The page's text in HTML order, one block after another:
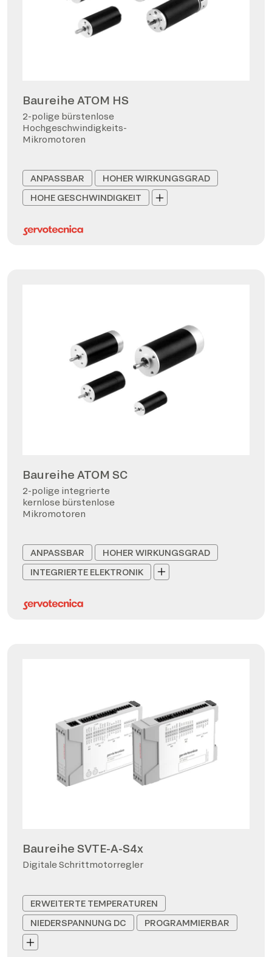
Baureihe ATOM HS
2-polige bürstenlose
Hochgeschwindigkeits-
Mikromotoren
ANPASSBAR
HOHER WIRKUNGSGRAD
HOHE GESCHWINDIGKEIT
Baureihe ATOM SC
2-polige integrierte
kernlose bürstenlose
Mikromotoren
ANPASSBAR
HOHER WIRKUNGSGRAD
INTEGRIERTE ELEKTRONIK
Baureihe SVTE-A-S4x
Digitale Schrittmotorregler
ERWEITERTE TEMPERATUREN
NIEDERSPANNUNG DC
PROGRAMMIERBAR